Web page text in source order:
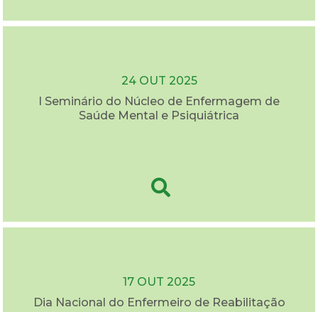
24 OUT 2025
I Seminário do Núcleo de Enfermagem de
Saúde Mental e Psiquiátrica
17 OUT 2025
Dia Nacional do Enfermeiro de Reabilitação